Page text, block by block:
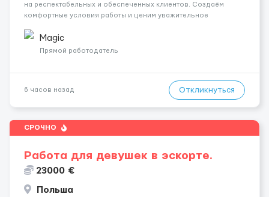
на респектабельных и обеспеченных клиентов. Создаём
комфортные условия работы и ценим уважительное
💎 Высокий доход — от 2000 € в неделю и выше 💎 Честная
сис...
Magic
Прямой работодатель
6 часов назад Откликнуться
СРОЧНО
Работа для девушек в эскорте.
23000 €
Польша